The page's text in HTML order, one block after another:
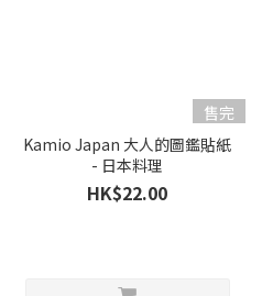
售完
Kamio Japan 大人的圖鑑貼紙
- 日本料理
HK$22.00